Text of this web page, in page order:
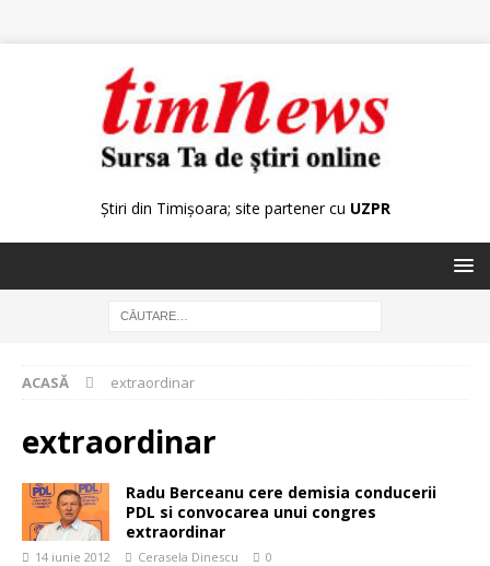
Știri din Timișoara; site partener cu UZPR
ACASĂ extraordinar
extraordinar
Radu Berceanu cere demisia conducerii
PDL si convocarea unui congres
extraordinar
14 iunie 2012 Cerasela Dinescu 0